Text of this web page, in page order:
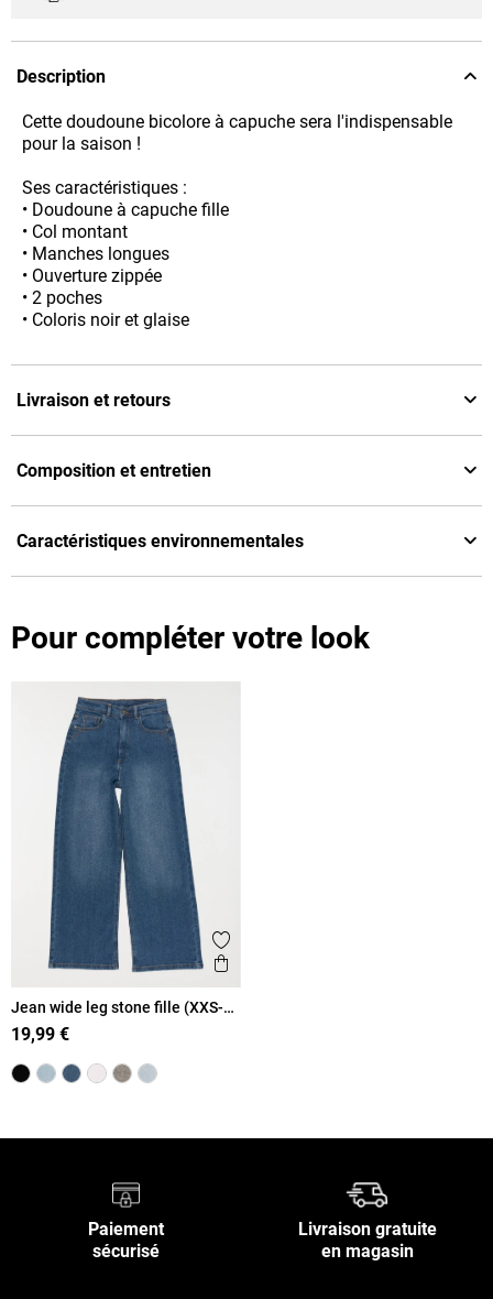
Description
Cette doudoune bicolore à capuche sera l'indispensable
pour la saison !
Ses caractéristiques :
• Doudoune à capuche fille
• Col montant
• Manches longues
• Ouverture zippée
• 2 poches
• Coloris noir et glaise
Livraison et retours
Composition et entretien
Caractéristiques environnementales
Pour compléter votre look
Ajouter aux favoris
Aperçu rapide
Jean wide leg stone fille (XXS-
M)
19,99 €
Paiement
sécurisé
Livraison gratuite
en magasin